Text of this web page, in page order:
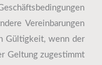
Vereinbarungen
Gültigkeit, wenn der
Geltung zugestimmt